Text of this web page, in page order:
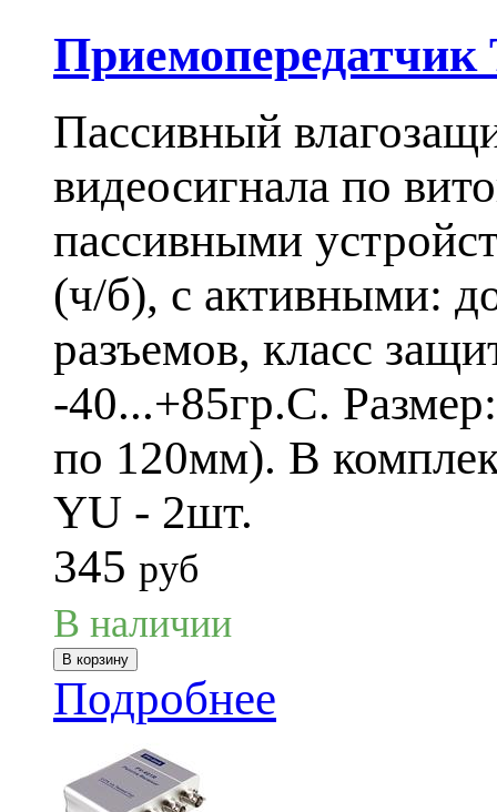
Пассивный
видеосигнала по
пассивными
(ч/б), с активными:
разъемов, класс
-40...+85гр.C.
по 120мм). В
YU - 2шт.
345 руб
В наличии
Подробнее